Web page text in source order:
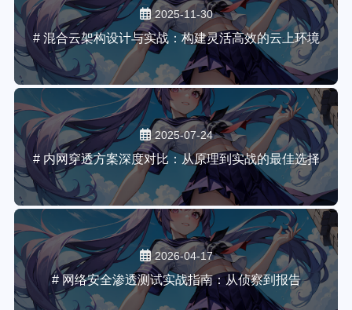
2025-11-30
# 混合云架构设计与实战：构建灵活高效的云上环境
2025-07-24
# 内网穿透方案深度对比：从原理到实战的最佳选择
2026-04-17
# 网络安全渗透测试实战指南：从侦察到报告